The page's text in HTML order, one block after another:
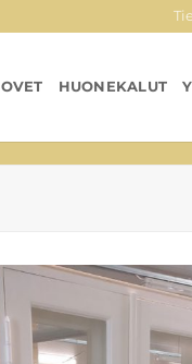
OVET HUONEKALUT